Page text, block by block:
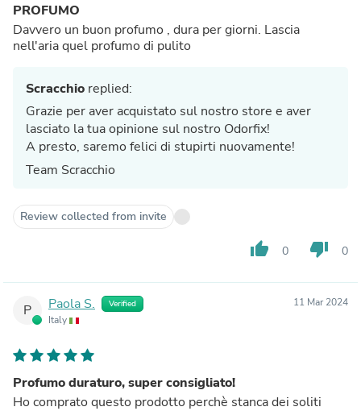
PROFUMO
Davvero un buon profumo , dura per giorni. Lascia
nell'aria quel profumo di pulito
Scracchio replied:
Grazie per aver acquistato sul nostro store e aver
lasciato la tua opinione sul nostro Odorfix!
A presto, saremo felici di stupirti nuovamente!
Team Scracchio
Review collected from invite
thumb_up 0 thumb_down 0
P Paola S. Verified
Italy
11 Mar 2024
Profumo duraturo, super consigliato!
Ho comprato questo prodotto perchè stanca dei soliti